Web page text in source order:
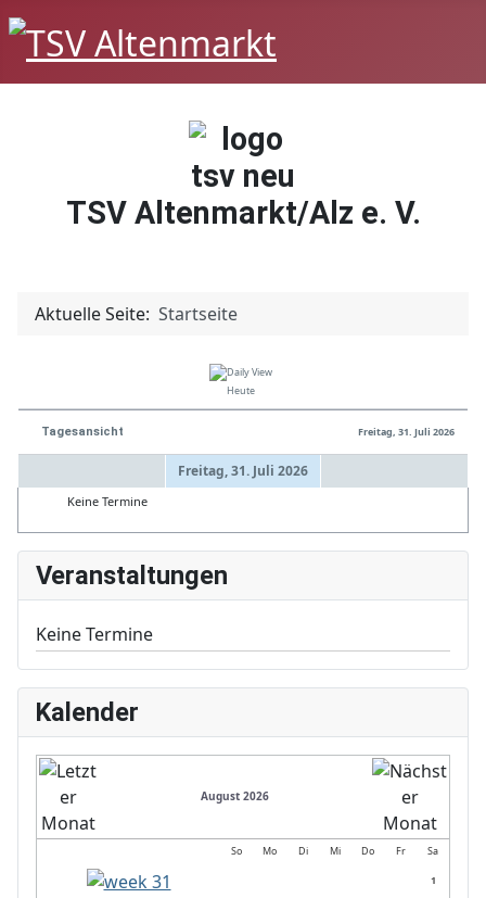
TSV Altenmarkt/Alz e. V.
Aktuelle Seite: Startseite
Heute
Tagesansicht Freitag, 31. Juli 2026
Freitag, 31. Juli 2026
Keine Termine
Veranstaltungen
Keine Termine
Kalender
August 2026
So Mo Di Mi Do Fr Sa
1